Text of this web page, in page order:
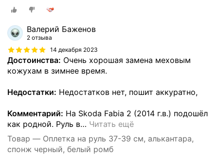
Валерий Баженов
2 отзыва
14 декабря 2023
Достоинства: Очень хорошая замена меховым
кожухам в зимнее время.
Недостатки: Недостатков нет, пошит аккуратно,
Комментарий: На Skoda Fabia 2 (2014 г.в.) подошёл
как родной. Руль в… Читать ещё
Товар — Оплетка на руль 37-39 см, алькантара,
спонж черный, белый ромб